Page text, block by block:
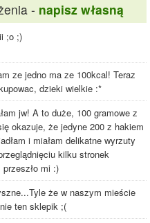
- napisz własną
;o ;)
ze jedno ma ze 100kcal! Teraz
dzieki wielkie :*
jw! A to duże, 100 gramowe z
okazuje, że jedyne 200 z hakiem
i miałam delikatne wyrzuty
kilku stronek
mi :)
że w naszym mieście
ten sklepik ;(